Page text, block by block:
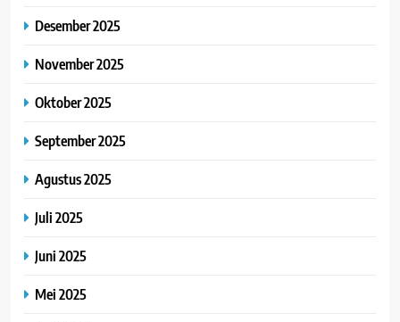
Desember 2025
November 2025
Oktober 2025
September 2025
Agustus 2025
Juli 2025
Juni 2025
Mei 2025